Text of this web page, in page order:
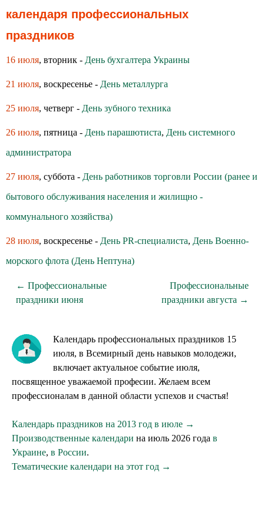
календаря профессиональных
праздников
16 июля, вторник - День бухгалтера Украины
21 июля, воскресенье - День металлурга
25 июля, четверг - День зубного техника
26 июля, пятница - День парашютиста, День системного
администратора
27 июля, суббота - День работников торговли России (ранее и
бытового обслуживания населения и жилищно -
коммунального хозяйства)
28 июля, воскресенье - День PR-специалиста, День Военно-
морского флота (День Нептуна)
← Профессиональные
праздники июня
Профессиональные
праздники августа →
Календарь профессиональных праздников 15
июля, в Всемирный день навыков молодежи,
включает актуальное событие июля,
посвященное уважаемой професии. Желаем всем
профессионалам в данной области успехов и счастья!
Календарь праздников на 2013 год в июле →
Производственные календари на июль 2026 года в
Украине, в России.
Тематические календари на этот год →